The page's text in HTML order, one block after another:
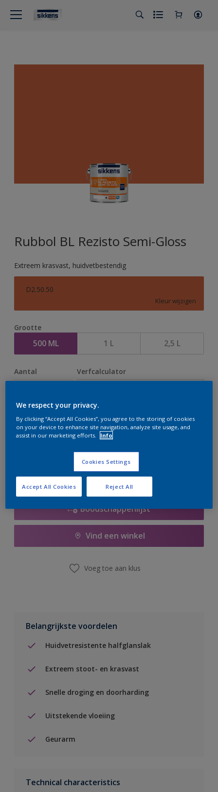
Rubbol BL Rezisto Semi-Gloss
Extreem krasvast, huidvetbestendig
D2.50.50
Kleur wijzigen
Grootte
500 ML 1 L 2,5 L
Aantal Verfcalculator
Op dit moment is het niet mogelijk dit product online
te bestellen. Houd de website in de gaten, we werken
Boodschappenlijst
Vind een winkel
Voeg toe aan klus
Belangrijkste voordelen
Huidvetresistente halfglanslak
Extreem stoot- en krasvast
Snelle droging en doorharding
Uitstekende vloeiing
Geurarm
Technical characteristics
We respect your privacy.
By clicking “Accept All Cookies”, you agree to the storing of cookies
on your device to enhance site navigation, analyze site usage, and
assist in our marketing efforts.
Info
Cookies Settings
Reject All
Accept All Cookies